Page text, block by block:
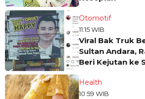
Otomotif
11:15 WIB
Viral Bak Truk
Sultan Andara,
Beri Kejutan ke
Health
10:59 WIB